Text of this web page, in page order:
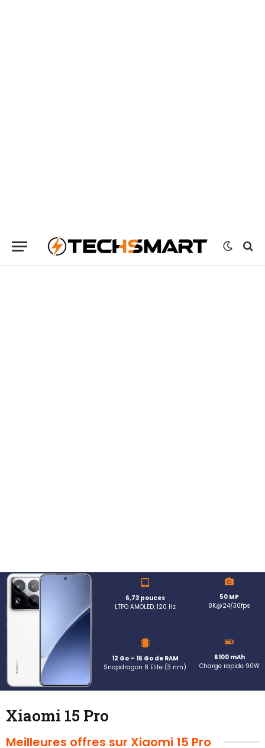
6,73 pouces
LTPO AMOLED, 120 Hz
50 MP
8K@24/30fps
12 Go – 16 Go de RAM
Snapdragon 8 Elite (3 nm)
6100 mAh
Charge rapide 90W
Xiaomi 15 Pro
Meilleures offres sur Xiaomi 15 Pro